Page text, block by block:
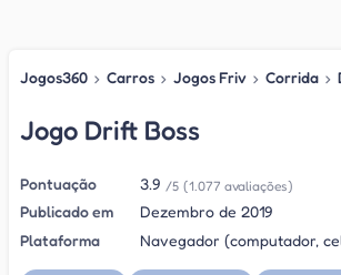
Jogos360 › Carros › Jogos Friv › Corrida ›
Jogo Drift Boss
Pontuação 3.9 /5 (1.077 avaliações)
Publicado em
Dezembro de 2019
Plataforma
Navegador (computador,